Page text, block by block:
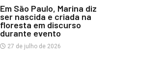
Em São Paulo, Marina diz
ser nascida e criada na
floresta em discurso
durante evento
27 de julho de 2026